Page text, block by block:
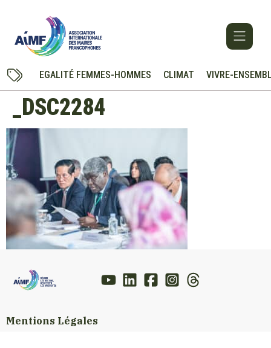
EGALITÉ FEMMES-HOMMES CLIMAT VIVRE-
_DSC2284
Mentions Légales